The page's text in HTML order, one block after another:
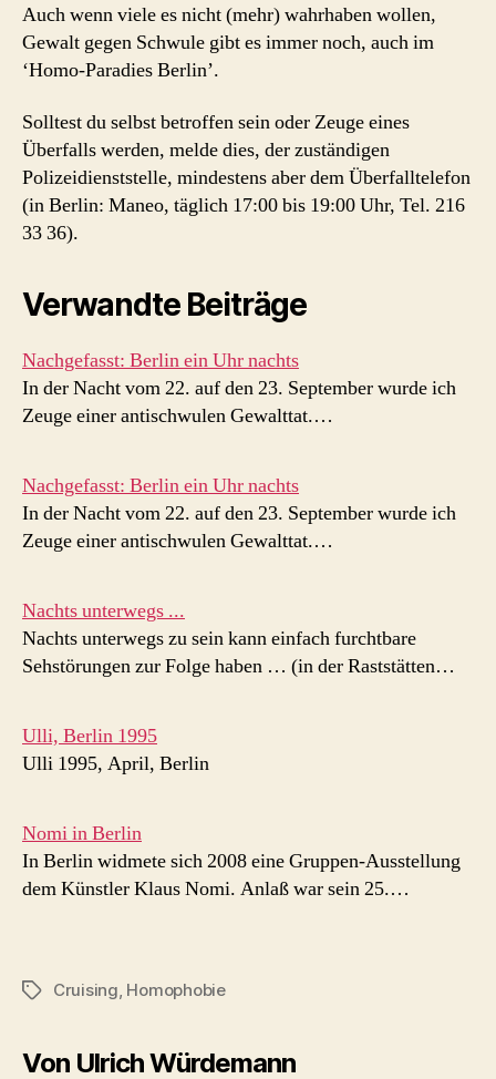
Auch wenn viele es nicht (mehr) wahrhaben wollen,
Gewalt gegen Schwule gibt es immer noch, auch im
‘Homo-Paradies Berlin’.
Solltest du selbst betroffen sein oder Zeuge eines
Überfalls werden, melde dies, der zuständigen
Polizeidienststelle, mindestens aber dem Überfalltelefon
(in Berlin: Maneo, täglich 17:00 bis 19:00 Uhr, Tel. 216
33 36).
Verwandte Beiträge
Nachgefasst: Berlin ein Uhr nachts
In der Nacht vom 22. auf den 23. September wurde ich
Zeuge einer antischwulen Gewalttat.…
Nachgefasst: Berlin ein Uhr nachts
In der Nacht vom 22. auf den 23. September wurde ich
Zeuge einer antischwulen Gewalttat.…
Nachts unterwegs ...
Nachts unterwegs zu sein kann einfach furchtbare
Sehstörungen zur Folge haben … (in der Raststätten…
Ulli, Berlin 1995
Ulli 1995, April, Berlin
Nomi in Berlin
In Berlin widmete sich 2008 eine Gruppen-Ausstellung
dem Künstler Klaus Nomi. Anlaß war sein 25.…
Schlagwörter
Cruising, Homophobie
Von Ulrich Würdemann